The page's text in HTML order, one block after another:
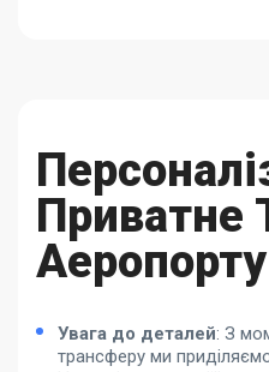
Приватне
Увага до деталей: З
трансферу ми